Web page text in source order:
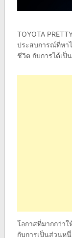
TOYOTA
ประสบการณ์ที่หา
ชีวิต กับการได้เป็
โอกาสที่มากกว่า
กับการเป็นส่วนหนึ่